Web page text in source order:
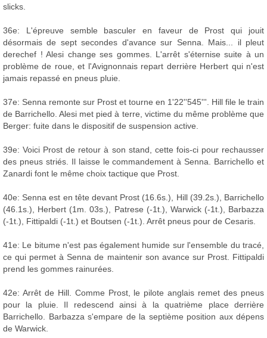
slicks.
36e: L'épreuve semble basculer en faveur de Prost qui jouit
désormais de sept secondes d'avance sur Senna. Mais... il pleut
derechef ! Alesi change ses gommes. L'arrêt s'éternise suite à un
problème de roue, et l'Avignonnais repart derrière Herbert qui n'est
jamais repassé en pneus pluie.
37e: Senna remonte sur Prost et tourne en 1'22''545'''. Hill file le train
de Barrichello. Alesi met pied à terre, victime du même problème que
Berger: fuite dans le dispositif de suspension active.
39e: Voici Prost de retour à son stand, cette fois-ci pour rechausser
des pneus striés. Il laisse le commandement à Senna. Barrichello et
Zanardi font le même choix tactique que Prost.
40e: Senna est en tête devant Prost (16.6s.), Hill (39.2s.), Barrichello
(46.1s.), Herbert (1m. 03s.), Patrese (-1t.), Warwick (-1t.), Barbazza
(-1t.), Fittipaldi (-1t.) et Boutsen (-1t.). Arrêt pneus pour de Cesaris.
41e: Le bitume n'est pas également humide sur l'ensemble du tracé,
ce qui permet à Senna de maintenir son avance sur Prost. Fittipaldi
prend les gommes rainurées.
42e: Arrêt de Hill. Comme Prost, le pilote anglais remet des pneus
pour la pluie. Il redescend ainsi à la quatrième place derrière
Barrichello. Barbazza s'empare de la septième position aux dépens
de Warwick.